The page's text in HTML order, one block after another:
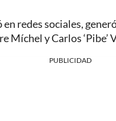
redes sociales,
Míchel y Carlos ‘Pibe’
PUBLICIDAD